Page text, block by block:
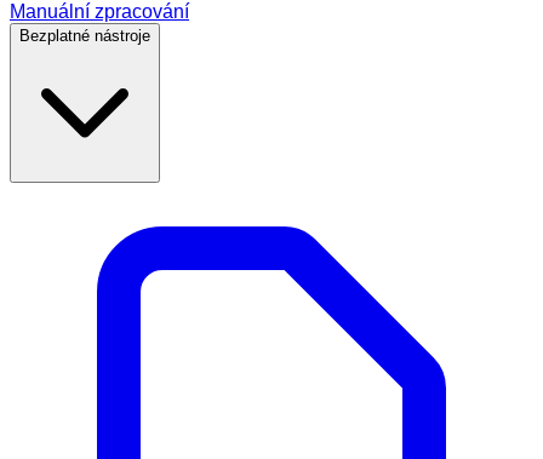
Manuální zpracování
Bezplatné nástroje